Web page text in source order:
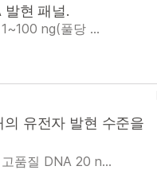
발현 패널.
1~100 ng(풀당 …
유전자 발현 수준을
고품질 DNA 20 n…